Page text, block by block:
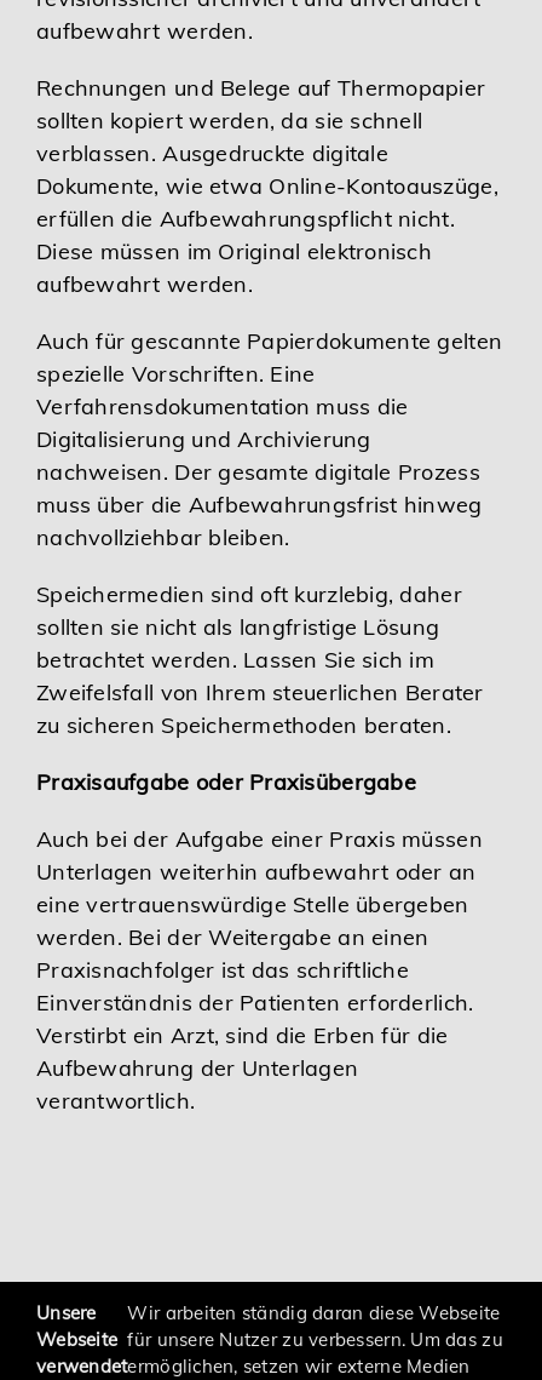
aufbewahrt werden.
Rechnungen und Belege auf Thermopapier
sollten kopiert werden, da sie schnell
verblassen. Ausgedruckte digitale
Dokumente, wie etwa Online-Kontoauszüge,
erfüllen die Aufbewahrungspflicht nicht.
Diese müssen im Original elektronisch
aufbewahrt werden.
Auch für gescannte Papierdokumente gelten
spezielle Vorschriften. Eine
Verfahrensdokumentation muss die
Digitalisierung und Archivierung
nachweisen. Der gesamte digitale Prozess
muss über die Aufbewahrungsfrist hinweg
nachvollziehbar bleiben.
Speichermedien sind oft kurzlebig, daher
sollten sie nicht als langfristige Lösung
betrachtet werden. Lassen Sie sich im
Zweifelsfall von Ihrem steuerlichen Berater
zu sicheren Speichermethoden beraten.
Praxisaufgabe oder Praxisübergabe
Auch bei der Aufgabe einer Praxis müssen
Unterlagen weiterhin aufbewahrt oder an
eine vertrauenswürdige Stelle übergeben
werden. Bei der Weitergabe an einen
Praxisnachfolger ist das schriftliche
Einverständnis der Patienten erforderlich.
Verstirbt ein Arzt, sind die Erben für die
Aufbewahrung der Unterlagen
verantwortlich.
zurück
Unsere
Webseite
verwendet
Wir arbeiten ständig daran diese Webseite
für unsere Nutzer zu verbessern. Um das zu
ermöglichen, setzen wir externe Medien